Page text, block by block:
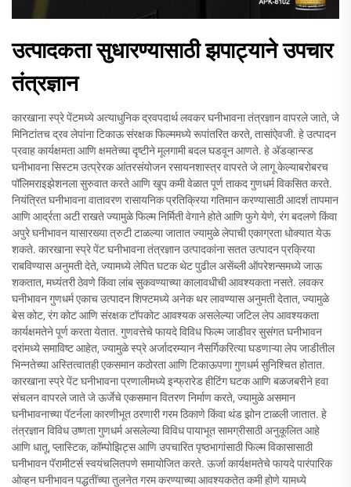
उत्पादकता सुधारण्यासाठी झपाट्याने उपचार
तंत्रज्ञान
कारखाना स्प्रे पेंटमध्ये अत्याधुनिक द्रवपदार्थ लवकर घनीभावना तंत्रज्ञान वापरले जाते, जे
मिनिटांतच द्रव लेपांना टिकाऊ संरक्षक फिल्ममध्ये रूपांतरित करते, तासांऐवजी. हे उत्पादन
प्रवाह कार्यक्षमता आणि क्षमतेच्या दृष्टीने मूलगामी बदल घडवून आणते. हे अ‍ॅडव्हान्स्ड
घनीभावना सिस्टम उत्प्रेरक आंतरसंयोजन रसायनशास्त्र वापरते जे लागू केल्याबरोबरच
पॉलिमराइझेशनला सुरुवात करते आणि खूप कमी वेळात पूर्ण ताकद गुणधर्म विकसित करते.
नियंत्रित घनीभावना वातावरण रासायनिक प्रतिक्रिया गतिमान करण्यासाठी आदर्श तापमान
आणि आर्द्रता अटी राखते ज्यामुळे फिल्म निर्मिती वेगाने होते आणि फुगे येणे, रंग बदलणे किंवा
अपुरे घनीभावन यासारख्या त्रुटी टाळल्या जातात ज्यामुळे लेपाची एकाग्रता धोक्यात येऊ
शकते. कारखाना स्प्रे पेंट घनीभावना तंत्रज्ञान उत्पादकांना सतत उत्पादन प्रक्रिया
राबविण्यास अनुमती देते, ज्यामध्ये लेपित घटक थेट पुढील असेंब्ली ऑपरेशन्समध्ये जाऊ
शकतात, मध्यंतरी ठेवणे किंवा लांब सुकवण्याच्या कालावधीची आवश्यकता नसते. लवकर
घनीभावन गुणधर्म एकाच उत्पादन शिफ्टमध्ये अनेक थर लावण्यास अनुमती देतात, ज्यामुळे
बेस कोट, रंग कोट आणि संरक्षक टॉपकोट आवश्यक असलेल्या जटिल लेप आवश्यकता
कार्यक्षमतेने पूर्ण करता येतात. गुणवत्तेचे फायदे विविध फिल्म जाडीवर सुसंगत घनीभावन
दरांमध्ये समाविष्ट आहेत, ज्यामुळे स्प्रे अर्जादरम्यान नैसर्गिकरित्या घडणाऱ्या लेप जाडीतील
भिन्नतेच्या अस्तित्वातही एकसमान कठोरता आणि टिकाऊपणा गुणधर्म सुनिश्चित होतात.
कारखाना स्प्रे पेंट घनीभावना प्रणालीमध्ये इन्फ्रारेड हीटिंग घटक आणि बळजबरीने हवा
संचलन वापरले जाते जे ऊर्जेचे एकसमान वितरण निर्माण करते, ज्यामुळे असमान
घनीभावनाच्या पॅटर्नला कारणीभूत ठरणारी गरम ठिकाणे किंवा थंड झोन टाळली जातात. हे
तंत्रज्ञान विविध उष्णता गुणधर्म असलेल्या विविध पायाभूत सामग्रीसाठी अनुकूलित आहे
आणि धातू, प्लास्टिक, कॉम्पोझिट्स आणि उपचारित पृष्ठभागांसाठी फिल्म विकासासाठी
घनीभावन पॅरामीटर्स स्वयंचलितपणे समायोजित करते. ऊर्जा कार्यक्षमतेचे फायदे पारंपारिक
ओव्हन घनीभावन पद्धतींच्या तुलनेत गरम करण्याच्या आवश्यकतेत कमी होणे यामध्ये